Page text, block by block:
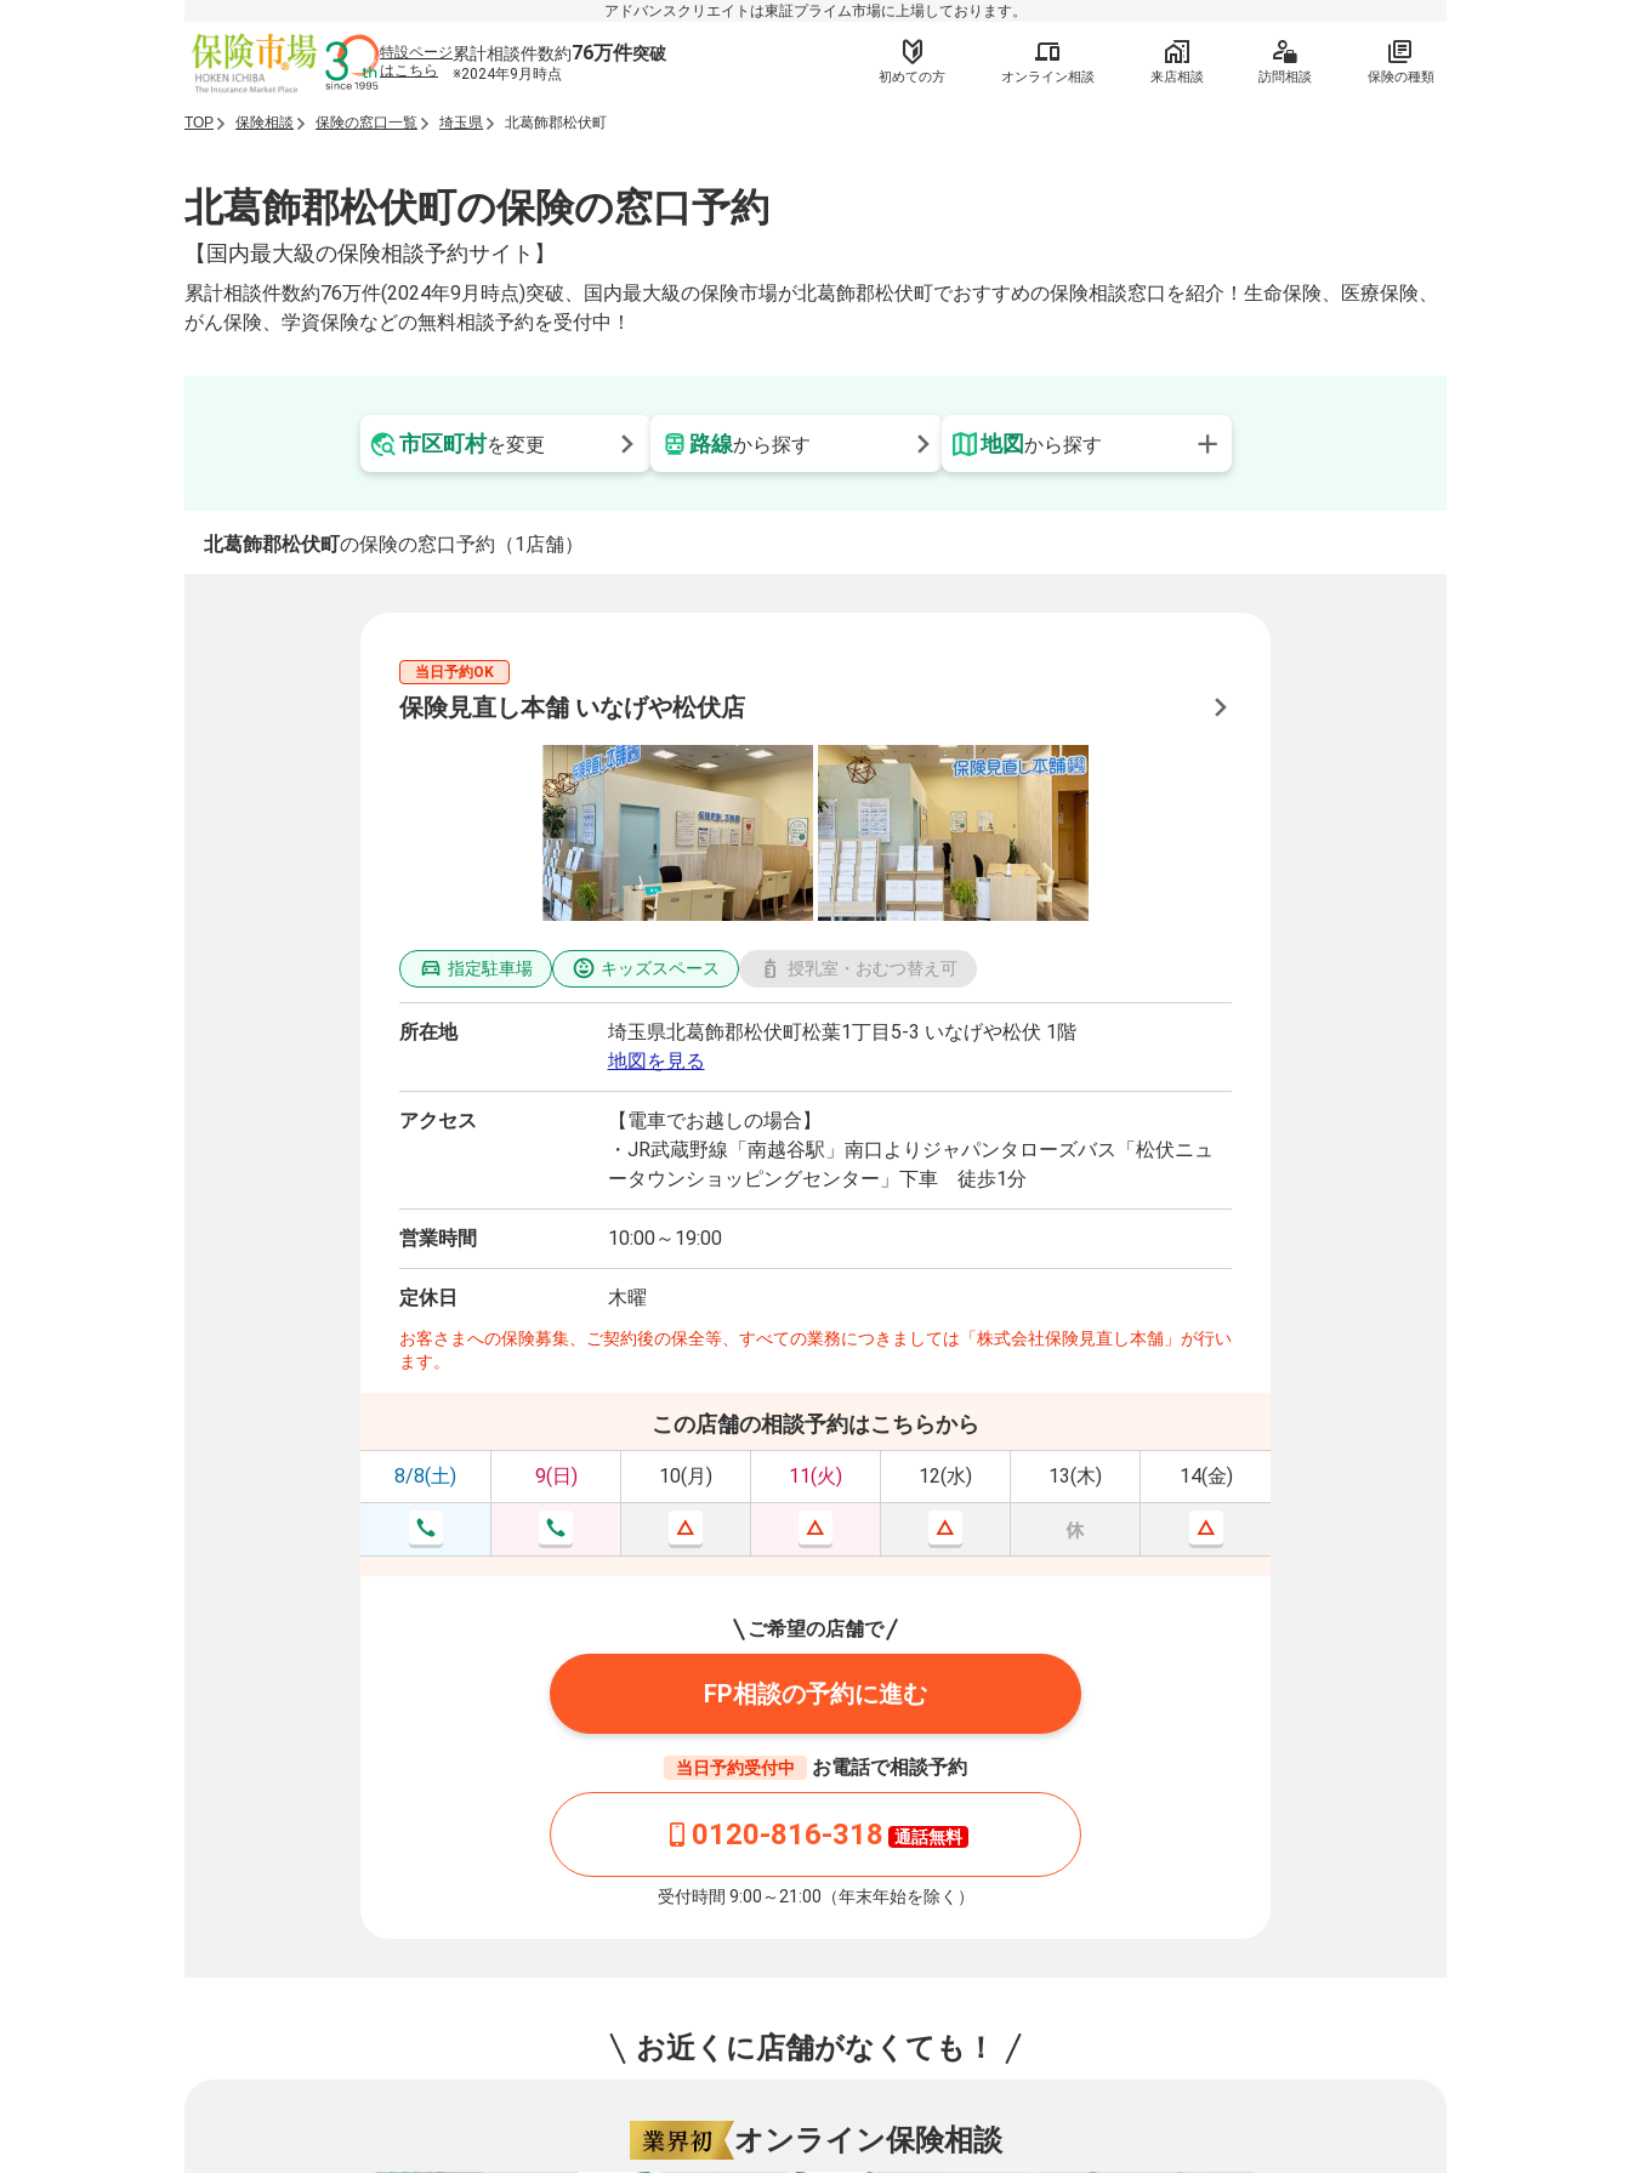
アドバンスクリエイトは東証プライム市場に上場しております。
特設ページ
はこちら
累計相談件数約76万件突破
※2024年9月時点 初めての方 オンライン相談 来店相談 訪問相談 保険の種類
TOP 保険相談 保険の窓口一覧 埼玉県 北葛飾郡松伏町
北葛飾郡松伏町の保険の窓口予約
【国内最大級の保険相談予約サイト】
累計相談件数約76万件(2024年9月時点)突破、国内最大級の保険市場が北葛飾郡松伏町でおすすめの保険相談窓口を紹介！生命保険、医療保険、
がん保険、学資保険などの無料相談予約を受付中！
市区町村を変更 路線から探す 地図から探す
北葛飾郡松伏町の保険の窓口予約（1店舗）
当日予約OK
保険見直し本舗 いなげや松伏店
指定駐車場 キッズスペース 授乳室・おむつ替え可
所在地
埼玉県北葛飾郡松伏町松葉1丁目5-3 いなげや松伏 1階
地図を見る
アクセス
【電車でお越しの場合】
・JR武蔵野線「南越谷駅」南口よりジャパンタローズバス「松伏ニュ
ータウンショッピングセンター」下車 徒歩1分
営業時間 10:00～19:00
定休日 木曜
お客さまへの保険募集、ご契約後の保全等、すべての業務につきましては「株式会社保険見直し本舗」が行い
ます。
この店舗の相談予約はこちらから
8/8(土) 9(日) 10(月) 11(火) 12(水) 13(木) 14(金)
ご希望の店舗で
FP相談の予約に進む
当日予約受付中 お電話で相談予約
0120-816-318 通話無料
受付時間 9:00～21:00（年末年始を除く）
お近くに店舗がなくても！
オンライン保険相談